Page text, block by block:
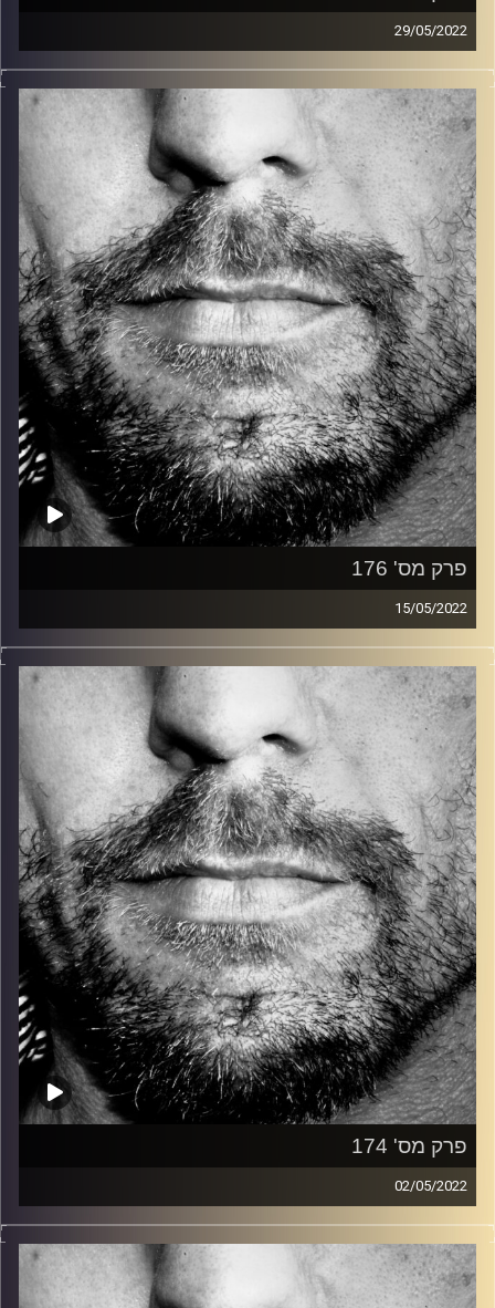
29/05/2022
זיפים, מוזיקה מחוספסת של הופעות חיות. הרבה ג'אם, רוק,
בלוז, bluegrass, ג'אז, Fאנק, פרוגרסיב ואפילו אלקטרוניקה.
כל מה שחי, אמיתי ונושם.
עם שמוליק רגב.
קרדיט תמונות: David Goehring
פרק מס' 176
15/05/2022
זיפים, מוזיקה מחוספסת של הופעות חיות. הרבה ג'אם, רוק,
בלוז, bluegrass, ג'אז, Fאנק, פרוגרסיב ואפילו אלקטרוניקה.
כל מה שחי, אמיתי ונושם.
עם שמוליק רגב.
קרדיט תמונות: David Goehring
פרק מס' 174
02/05/2022
זיפים, מוזיקה מחוספסת של הופעות חיות. הרבה ג'אם, רוק,
בלוז, bluegrass, ג'אז, Fאנק, פרוגרסיב ואפילו אלקטרוניקה.
כל מה שחי, אמיתי ונושם.
עם שמוליק רגב.